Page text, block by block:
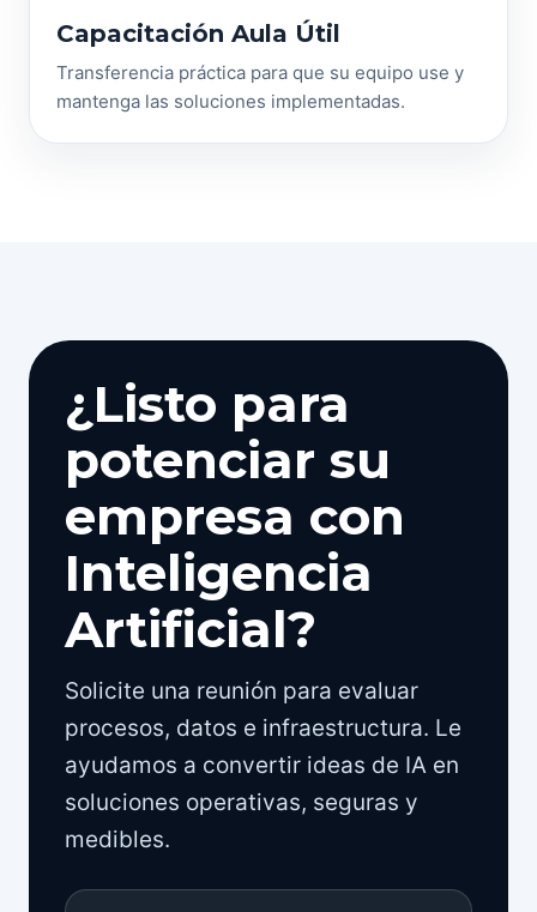
Capacitación Aula Útil
Transferencia práctica para que su equipo use y
mantenga las soluciones implementadas.
¿Listo para
potenciar su
empresa con
Inteligencia
Artificial?
Solicite una reunión para evaluar
procesos, datos e infraestructura. Le
ayudamos a convertir ideas de IA en
soluciones operativas, seguras y
medibles.